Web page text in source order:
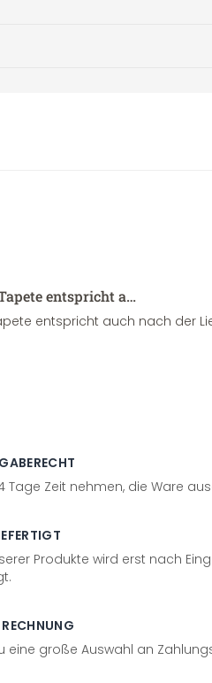
entspricht a…
entspricht auch nach der
Tage Zeit nehmen, die Ware
Produkte wird erst nach
eine große Auswahl an